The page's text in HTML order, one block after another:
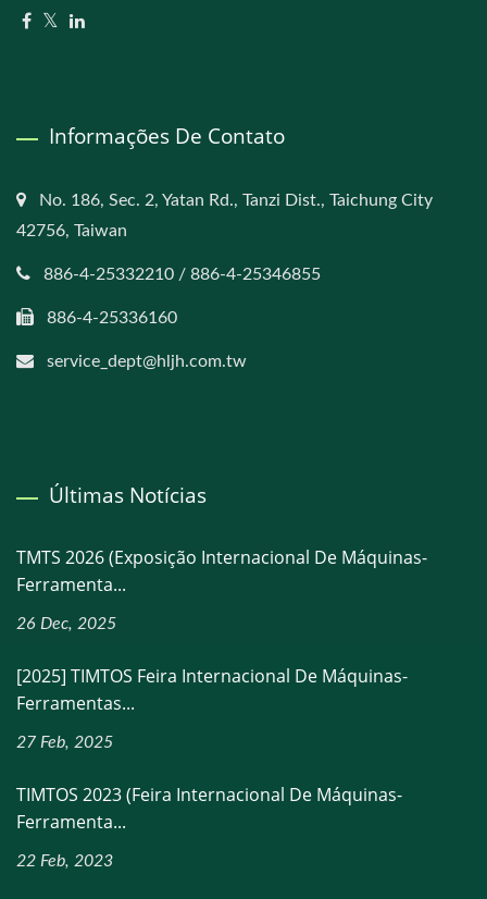
Informações De Contato
No. 186, Sec. 2, Yatan Rd., Tanzi Dist., Taichung City
42756, Taiwan
886-4-25332210 / 886-4-25346855
886-4-25336160
service_dept@hljh.com.tw
Últimas Notícias
TMTS 2026 (Exposição Internacional De Máquinas-
Ferramenta...
26 Dec, 2025
[2025] TIMTOS Feira Internacional De Máquinas-
Ferramentas...
27 Feb, 2025
TIMTOS 2023 (Feira Internacional De Máquinas-
Ferramenta...
22 Feb, 2023